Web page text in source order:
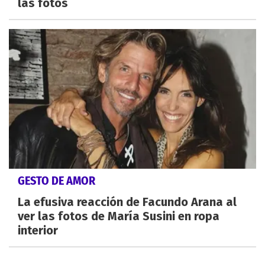
las fotos
GESTO DE AMOR
La efusiva reacción de Facundo Arana al
ver las fotos de María Susini en ropa
interior